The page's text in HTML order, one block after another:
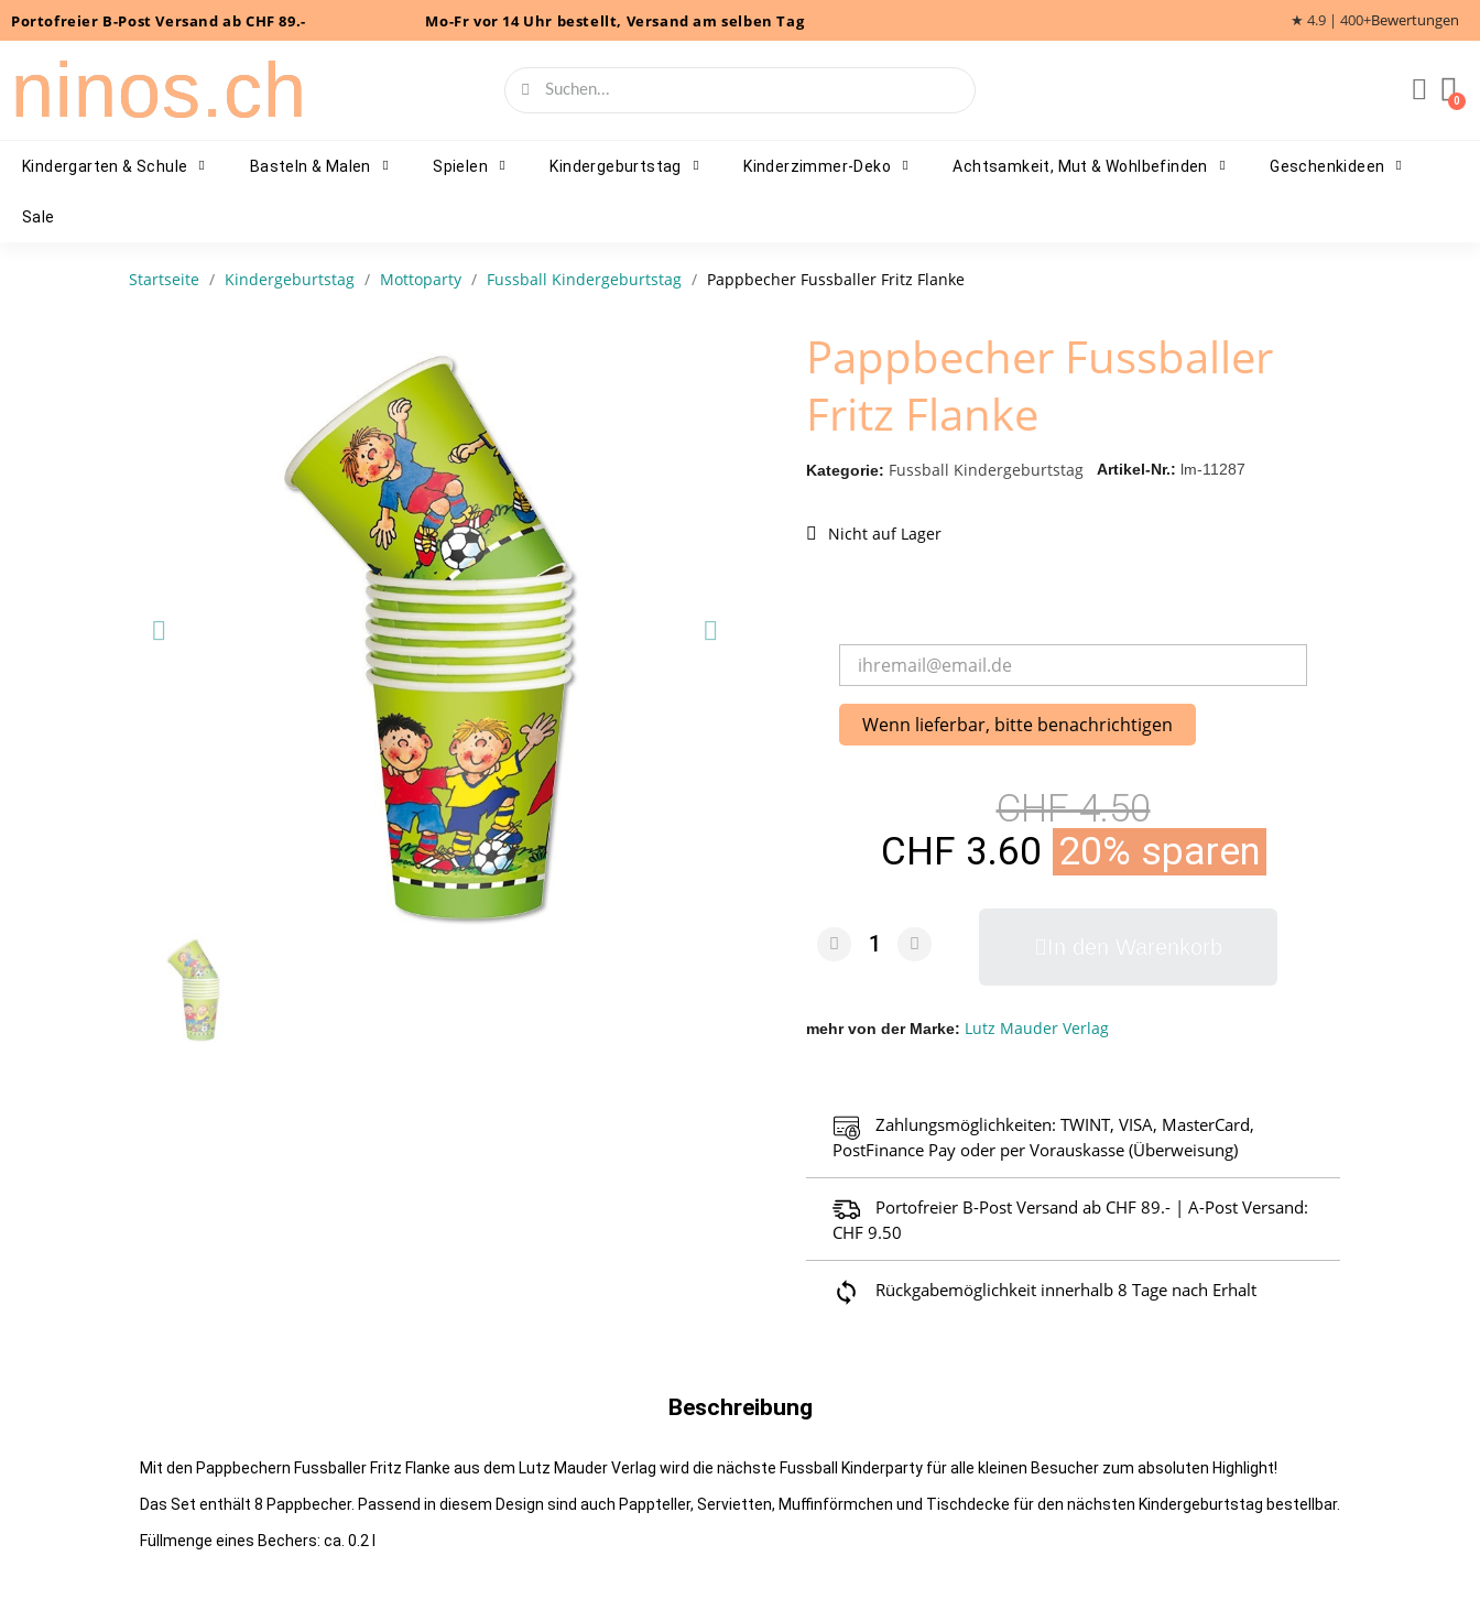
Portofreier B-Post Versand ab CHF 89.- Mo-Fr vor 14 Uhr bestellt, Versand am selben Tag ★ 4.9 | 400+Bewertungen
ninos.ch
Kindergarten & Schule Basteln & Malen Spielen Kindergeburtstag Kinderzimmer-Deko Achtsamkeit, Mut & Wohlbefinden Geschenkideen
Sale
Startseite Kindergeburtstag Mottoparty Fussball Kindergeburtstag Pappbecher Fussballer Fritz Flanke
Pappbecher Fussballer
Fritz Flanke
Kategorie Fussball Kindergeburtstag Artikel-Nr. lm-11287
Nicht auf Lager
Wenn lieferbar, bitte benachrichtigen
CHF 4.50
CHF 3.60 20% sparen
mehr von der Marke Lutz Mauder Verlag
Zahlungsmöglichkeiten: TWINT, VISA, MasterCard,
PostFinance Pay oder per Vorauskasse (Überweisung)
Portofreier B-Post Versand ab CHF 89.- | A-Post Versand:
CHF 9.50
Rückgabemöglichkeit innerhalb 8 Tage nach Erhalt
Beschreibung
Mit den Pappbechern Fussballer Fritz Flanke aus dem Lutz Mauder Verlag wird die nächste Fussball Kinderparty für alle kleinen Besucher zum absoluten Highlight!
Das Set enthält 8 Pappbecher. Passend in diesem Design sind auch Pappteller, Servietten, Muffinförmchen und Tischdecke für den nächsten Kindergeburtstag bestellbar.
Füllmenge eines Bechers: ca. 0.2 l